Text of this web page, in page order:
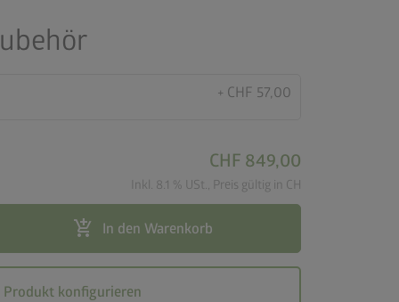
+ CHF 57,00
CHF 849,00
Inkl. 8.1 % USt., Preis gültig in CH
add_shopping_cart In den Warenkorb
Produkt konfigurieren